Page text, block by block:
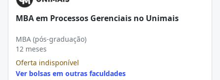
MBA em Processos Gerenciais no Unimais
MBA (pós-graduação)
12 meses
Oferta indisponível
Ver bolsas em outras faculdades